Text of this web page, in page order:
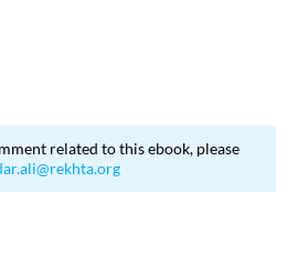
related to this ebook, please